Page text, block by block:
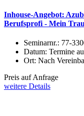
Inhouse-Angebot:
Berufsprofi - Mein
Seminarnr.: 77-
Datum: Termine
Ort: Nach
Preis auf Anfrage
weitere Details